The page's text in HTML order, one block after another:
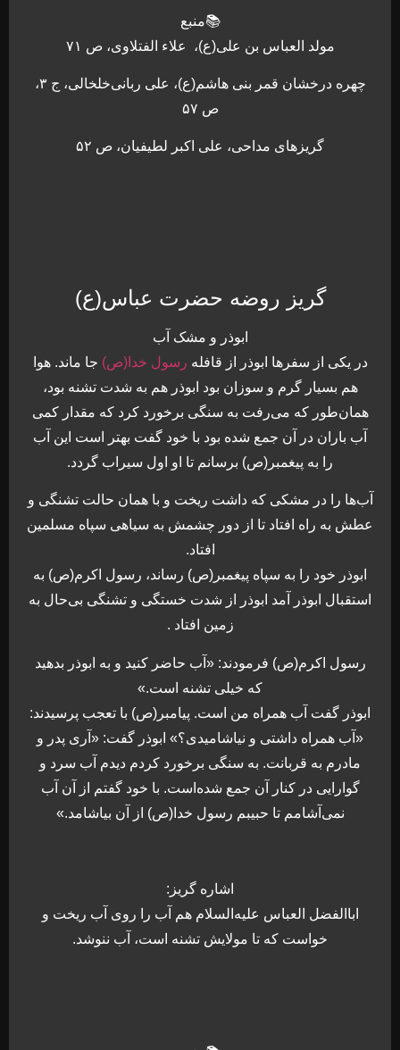
📚منبع
مولد العباس بن علی(ع)، علاء الفتلاوی، ص ۷۱
چهره درخشان قمر بنی هاشم(ع)، علی ربانی‌خلخالی، ج ۳،
ص ۵۷
گریزهای مداحی، علی اکبر لطیفیان، ص ۵۲
گریز روضه حضرت عباس(ع)
ابوذر و مشک آب
در یکی از سفرها ابوذر از قافله رسول خدا(ص) جا ماند. هوا
هم بسیار گرم و سوزان بود ابوذر هم به شدت تشنه بود،
همان‌طور که می‌رفت به سنگی برخورد کرد که مقدار کمی
آب باران در آن جمع شده بود با خود گفت بهتر است این آب
را به پیغمبر(ص) برسانم تا او اول سیراب گردد.
آب‌ها را در مشکی که داشت ریخت و با همان حالت تشنگی و
عطش به راه افتاد تا از دور چشمش به سیاهی سپاه مسلمین
افتاد.
ابوذر خود را به سپاه پیغمبر(ص) رساند، رسول اکرم(ص) به
استقبال ابوذر آمد ابوذر از شدت خستگی و تشنگی بی‌حال به
زمین افتاد .
رسول اکرم(ص) فرمودند: «آب حاضر کنید و به ابوذر بدهید
که خیلی تشنه است.»
ابوذر گفت آب همراه من است. پیامبر(ص) با تعجب پرسیدند:
«آب همراه داشتی و نیاشامیدی؟» ابوذر گفت: «آری پدر و
مادرم به قربانت. به سنگی برخورد کردم دیدم آب سرد و
گوارایی در کنار آن جمع شده‌است.‌ با خود گفتم از آن آب
نمی‌آشامم تا حبیبم رسول خدا(ص) از آن بیاشامد.»
اشاره گریز:
اباالفضل العباس علیه‌السلام هم آب را روی آب ریخت و
خواست که تا مولایش تشنه است، آب ننوشد.